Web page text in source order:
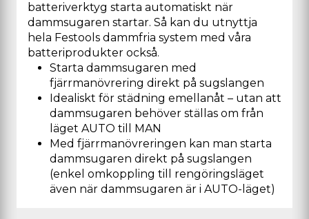
batteriverktyg starta automatiskt när
dammsugaren startar. Så kan du utnyttja
hela Festools dammfria system med våra
batteriprodukter också.
Starta dammsugaren med
fjärrmanövrering direkt på sugslangen
Idealiskt för städning emellanåt – utan att
dammsugaren behöver ställas om från
läget AUTO till MAN
Med fjärrmanövreringen kan man starta
dammsugaren direkt på sugslangen
(enkel omkoppling till rengöringsläget
även när dammsugaren är i AUTO-läget)